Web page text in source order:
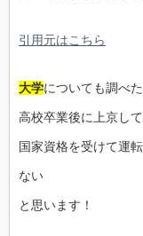
引用元はこちら
大学についても調べ
高校卒業後に上京し
国家資格を受けて運
ない
と思います！